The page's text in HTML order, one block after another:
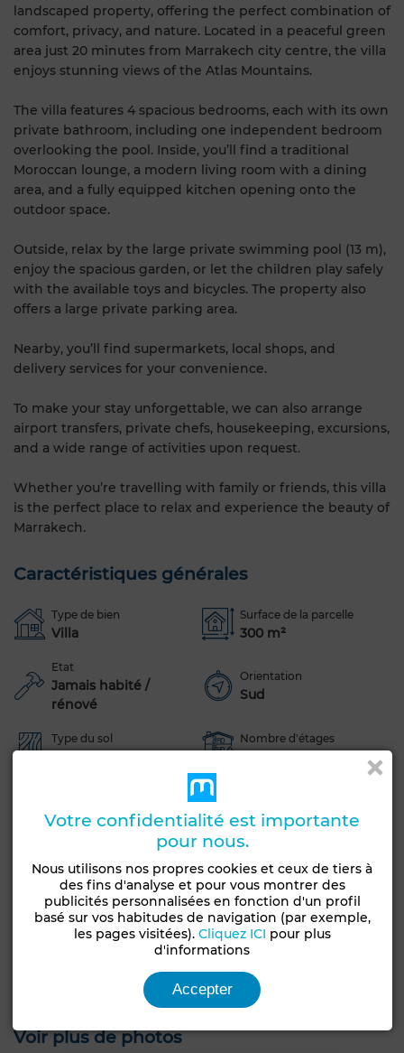
landscaped property, offering the perfect combination of
comfort, privacy, and nature. Located in a peaceful green
area just 20 minutes from Marrakech city centre, the villa
enjoys stunning views of the Atlas Mountains.
The villa features 4 spacious bedrooms, each with its own
private bathroom, including one independent bedroom
overlooking the pool. Inside, you’ll find a traditional
Moroccan lounge, a modern living room with a dining
area, and a fully equipped kitchen opening onto the
outdoor space.
Outside, relax by the large private swimming pool (13 m),
enjoy the spacious garden, or let the children play safely
with the available toys and bicycles. The property also
offers a large private parking area.
Nearby, you’ll find supermarkets, local shops, and
delivery services for your convenience.
To make your stay unforgettable, we can also arrange
airport transfers, private chefs, housekeeping, excursions,
and a wide range of activities upon request.
Whether you’re travelling with family or friends, this villa
is the perfect place to relax and experience the beauty of
Marrakech.
Caractéristiques générales
Type de bien
Villa
Surface de la parcelle
300 m²
Etat
Jamais habité /
rénové
Orientation
Sud
Type du sol Nombre d'étages
Garage
Piscine Concierge Façade extérieure
Salon européen
Cheminée Climatisation Chauffage central
Sécurité Double vitrage Porte blindée
Cuisine équipée Réfrigérateur Four TV
Animaux domestiques autorisés
Voir plus de photos
Votre confidentialité est importante
pour nous.
Nous utilisons nos propres cookies et ceux de tiers à
des fins d'analyse et pour vous montrer des
publicités personnalisées en fonction d'un profil
basé sur vos habitudes de navigation (par exemple,
les pages visitées). Cliquez ICI pour plus
d'informations
Accepter